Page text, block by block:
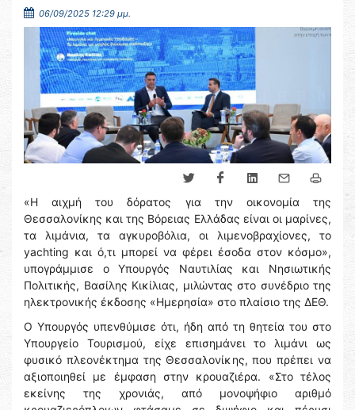
06/09/2025 12:29 μμ.
«Η αιχμή του δόρατος για την οικονομία της
Θεσσαλονίκης και της Βόρειας Ελλάδας είναι οι μαρίνες,
τα λιμάνια, τα αγκυροβόλια, οι λιμενοβραχίονες, το
yachting και ό,τι μπορεί να φέρει έσοδα στον κόσμο»,
υπογράμμισε ο Υπουργός Ναυτιλίας και Νησιωτικής
Πολιτικής, Βασίλης Κικίλιας, μιλώντας στο συνέδριο της
ηλεκτρονικής έκδοσης «Ημερησία» στο πλαίσιο της ΔΕΘ.
Ο Υπουργός υπενθύμισε ότι, ήδη από τη θητεία του στο
Υπουργείο Τουρισμού, είχε επισημάνει το λιμάνι ως
φυσικό πλεονέκτημα της Θεσσαλονίκης, που πρέπει να
αξιοποιηθεί με έμφαση στην κρουαζιέρα. «Στο τέλος
εκείνης της χρονιάς, από μονοψήφιο αριθμό